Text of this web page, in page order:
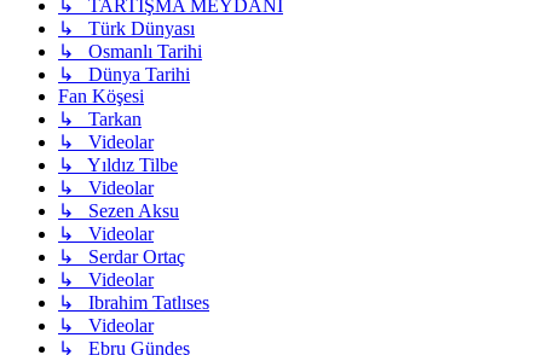
↳ TARTIŞMA MEYDANI
↳ Türk Dünyası
↳ Osmanlı Tarihi
↳ Dünya Tarihi
Fan Köşesi
↳ Tarkan
↳ Videolar
↳ Yıldız Tilbe
↳ Videolar
↳ Sezen Aksu
↳ Videolar
↳ Serdar Ortaç
↳ Videolar
↳ Ibrahim Tatlıses
↳ Videolar
↳ Ebru Gündeş